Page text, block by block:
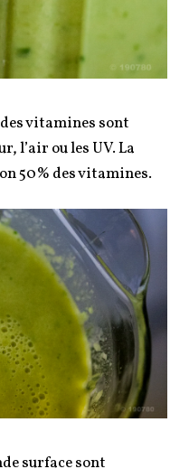
vitamines sont
l’air ou les UV. La
50% des vitamines.
surface sont